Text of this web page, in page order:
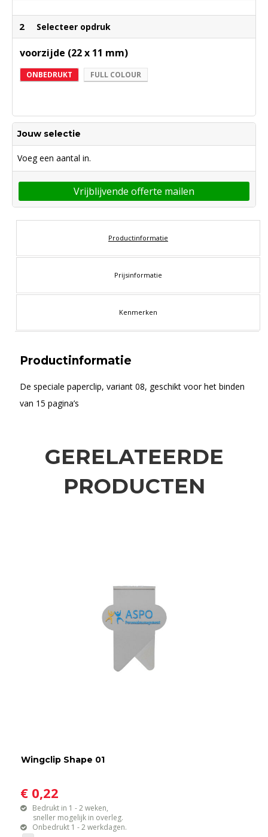
2 Selecteer opdruk
voorzijde (22 x 11 mm)
ONBEDRUKT FULL COLOUR
Jouw selectie
Voeg een aantal in.
Vrijblijvende offerte mailen
Productinformatie
Prijsinformatie
Kenmerken
Productinformatie
De speciale paperclip, variant 08, geschikt voor het binden
van 15 pagina’s
GERELATEERDE
PRODUCTEN
Wingclip Shape 01
€ 0,22
Bedrukt in 1 - 2 weken,
sneller mogelijk in overleg.
Onbedrukt 1 - 2 werkdagen.